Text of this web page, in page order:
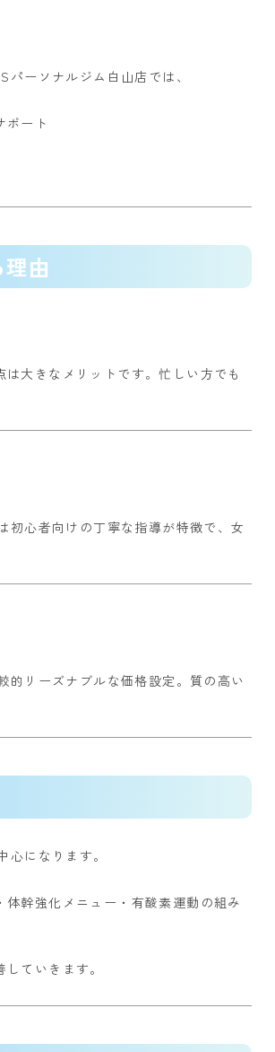
パーソナルジム白山店では、
ポート
由
は大きなメリットです。忙しい方でも
初心者向けの丁寧な指導が特徴で、女
リーズナブルな価格設定。 質の高い
になります。
・体幹強化メニュー ・有酸素運動の組み
ていきます。